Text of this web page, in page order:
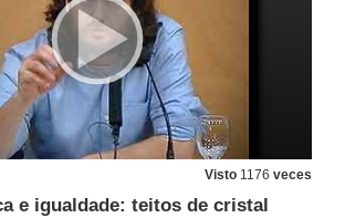
Visto 1176 veces
e igualdade: teitos de cristal
28 de mar. de 2016